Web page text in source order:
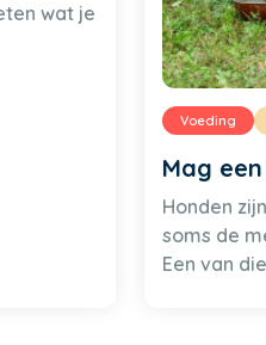
wat je
Voeding
Mag
Honden
soms de
Een van